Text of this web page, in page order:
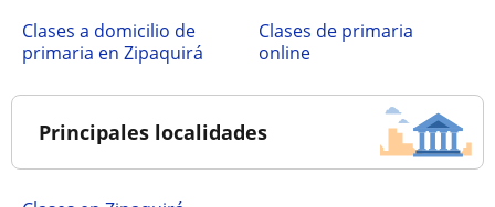
Clases a domicilio de
primaria en Zipaquirá
Clases de primaria
online
Principales localidades